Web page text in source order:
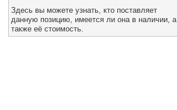
Здесь вы можете узнать, кто поставляет
данную позицию, имеется ли она в наличии, а
также её стоимость.